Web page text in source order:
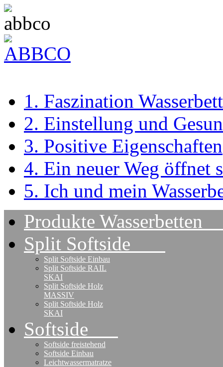
1. Faszination Wasserbett
2. Einstellung und
3. Positive Eigenschaften
4. Ein neuer Weg öffnet
5. Ich und mein
Produkte
Split Softside
Split Softside Einbau
Split Softside RAIL
SKAI
Split Softside Holz
MASSIV
Split Softside Holz
SKAI
Softside
Softside freistehend
Softside Einbau
Leichtwassermatratze